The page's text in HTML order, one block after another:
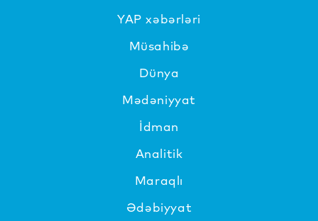
YAP xəbərləri
Müsahibə
Dünya
Mədəniyyat
İdman
Analitik
Maraqlı
Ədəbiyyat